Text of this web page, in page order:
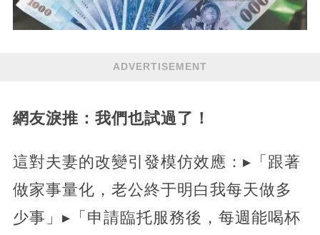
ADVERTISEMENT
網友淚推：我們也試過了！
這對夫妻的改變引發模仿效應：▸「跟著
做家事量化，老公終于明白我每天做多
少事」▸「申請臨托服務後，每週能喝杯